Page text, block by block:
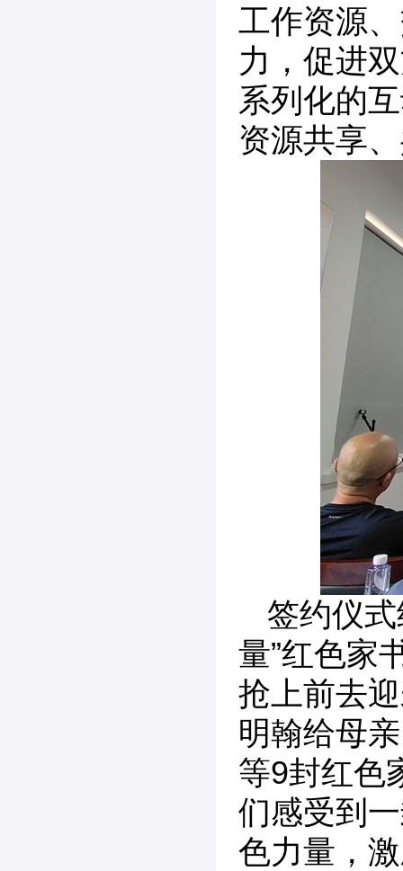
工作资源
力，促进
系列化的
资源共享
签约仪
量”红色家
抢上前去
明翰给母
等9封红色
们感受到
色力量，